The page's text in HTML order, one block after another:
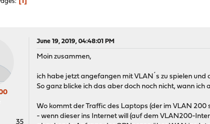
35
June 19, 2019, 04:48:01 PM
Moin zusammen,
ich habe jetzt angefangen mit VLAN´s zu spielen
So ganz blicke ich das aber doch noch nicht, wann
Wo kommt der Traffic des Laptops (der im VLAN 200
- wenn dieser ins Internet will (auf dem VLAN200-